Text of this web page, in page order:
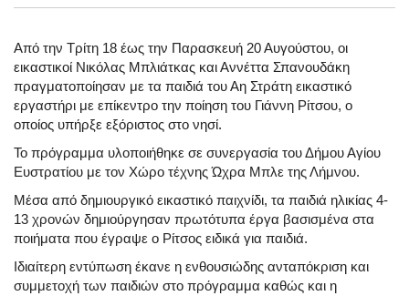
Από την Τρίτη 18 έως την Παρασκευή 20 Αυγούστου, οι
εικαστικοί Νικόλας Μπλιάτκας και Αννέττα Σπανουδάκη
πραγματοποίησαν με τα παιδιά του Αη Στράτη εικαστικό
εργαστήρι με επίκεντρο την ποίηση του Γιάννη Ρίτσου, ο
οποίος υπήρξε εξόριστος στο νησί.
Το πρόγραμμα υλοποιήθηκε σε συνεργασία του Δήμου Αγίου
Ευστρατίου με τον Χώρο τέχνης Ώχρα Μπλε της Λήμνου.
Μέσα από δημιουργικό εικαστικό παιχνίδι, τα παιδιά ηλικίας 4-
13 χρονών δημιούργησαν πρωτότυπα έργα βασισμένα στα
ποιήματα που έγραψε ο Ρίτσος ειδικά για παιδιά.
Ιδιαίτερη εντύπωση έκανε η ενθουσιώδης ανταπόκριση και
συμμετοχή των παιδιών στο πρόγραμμα καθώς και η